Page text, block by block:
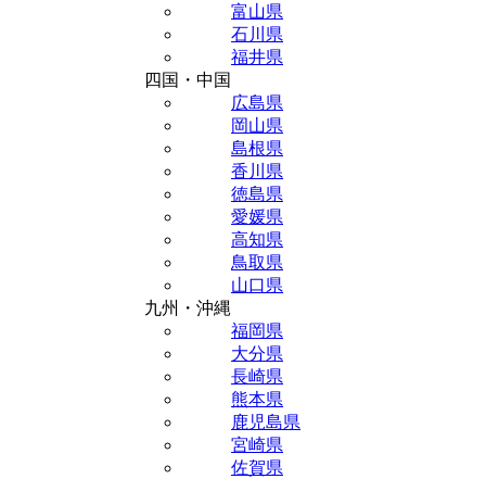
富山県
石川県
福井県
四国・中国
広島県
岡山県
島根県
香川県
徳島県
愛媛県
高知県
鳥取県
山口県
九州・沖縄
福岡県
大分県
長崎県
熊本県
鹿児島県
宮崎県
佐賀県